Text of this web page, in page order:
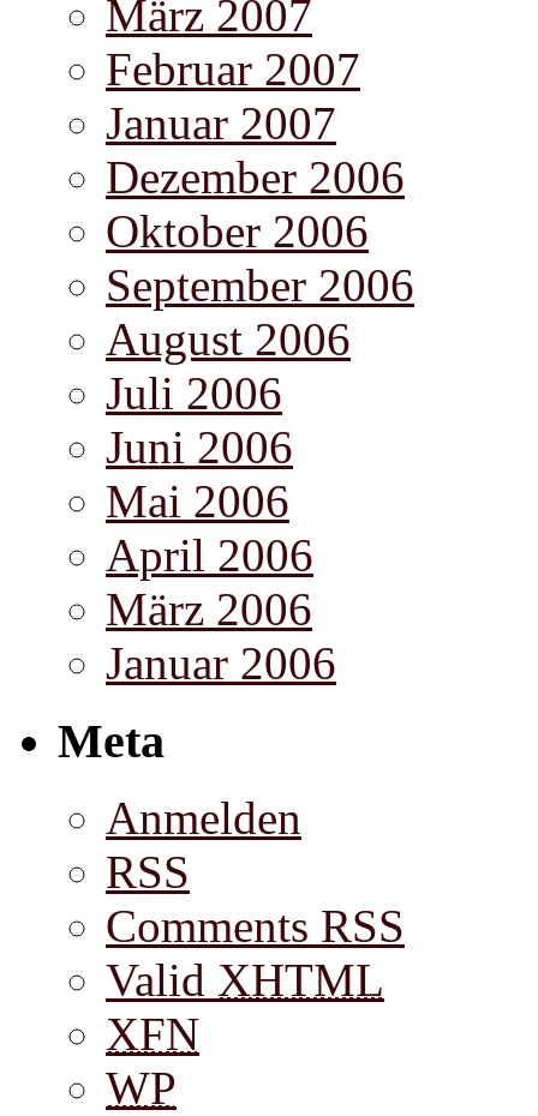
März 2007
Februar 2007
Januar 2007
Dezember 2006
Oktober 2006
September 2006
August 2006
Juli 2006
Juni 2006
Mai 2006
April 2006
März 2006
Januar 2006
Meta
Anmelden
RSS
Comments RSS
Valid XHTML
XFN
WP